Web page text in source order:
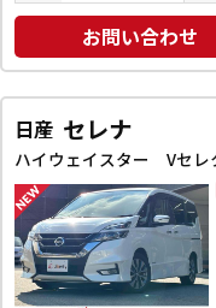
お問い合わせ
日産 セレナ